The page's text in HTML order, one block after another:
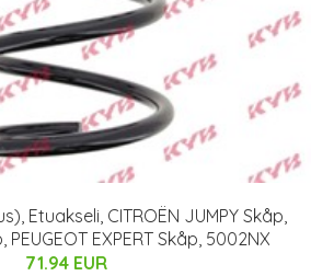
Etuakseli, CITROËN JUMPY Skåp,
PEUGEOT EXPERT Skåp, 5002NX
71.94 EUR